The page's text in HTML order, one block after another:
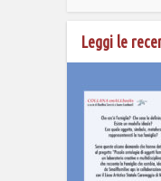
Leggi le